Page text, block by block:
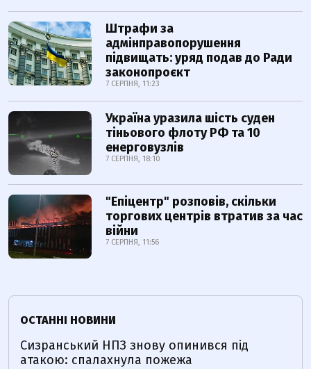
Штрафи за
адмінправопорушення
підвищать: уряд подав до Ради
законопроєкт
7 СЕРПНЯ, 11:23
Україна уразила шість суден
тіньового флоту РФ та 10
енерговузлів
7 СЕРПНЯ, 18:10
"Епіцентр" розповів, скільки
торгових центрів втратив за час
війни
7 СЕРПНЯ, 11:56
ОСТАННІ НОВИНИ
Сизранський НПЗ знову опинився під
атакою: спалахнула пожежа